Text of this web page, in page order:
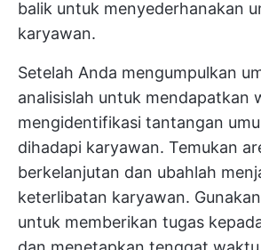
balik untuk menyederhanakan
karyawan.
Setelah Anda mengumpulkan
analisislah untuk mendapatkan
mengidentifikasi tantangan
dihadapi karyawan. Temukan
berkelanjutan dan ubahlah
keterlibatan karyawan. Gunakan
untuk memberikan tugas